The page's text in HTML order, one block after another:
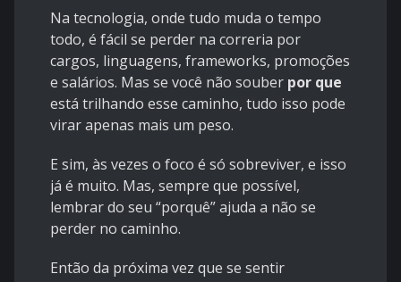
Na tecnologia, onde tudo muda o tempo
todo, é fácil se perder na correria por
cargos, linguagens, frameworks, promoções
e salários. Mas se você não souber por que
está trilhando esse caminho, tudo isso pode
virar apenas mais um peso.
E sim, às vezes o foco é só sobreviver, e isso
já é muito. Mas, sempre que possível,
lembrar do seu “porquê” ajuda a não se
perder no caminho.
Então da próxima vez que se sentir